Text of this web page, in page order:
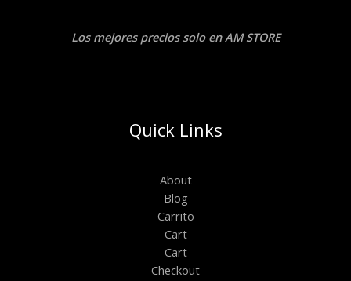
Los mejores precios solo en AM STORE
Quick Links
About
Blog
Carrito
Cart
Cart
Checkout